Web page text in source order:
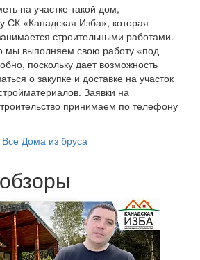
на участке такой дом,
СК «Канадская Изба», которая
строительными работами.
мы выполняем свою работу «под
поскольку дает возможность
о закупке и доставке на участок
Заявки на
принимаем по телефону
Все Дома из бруса